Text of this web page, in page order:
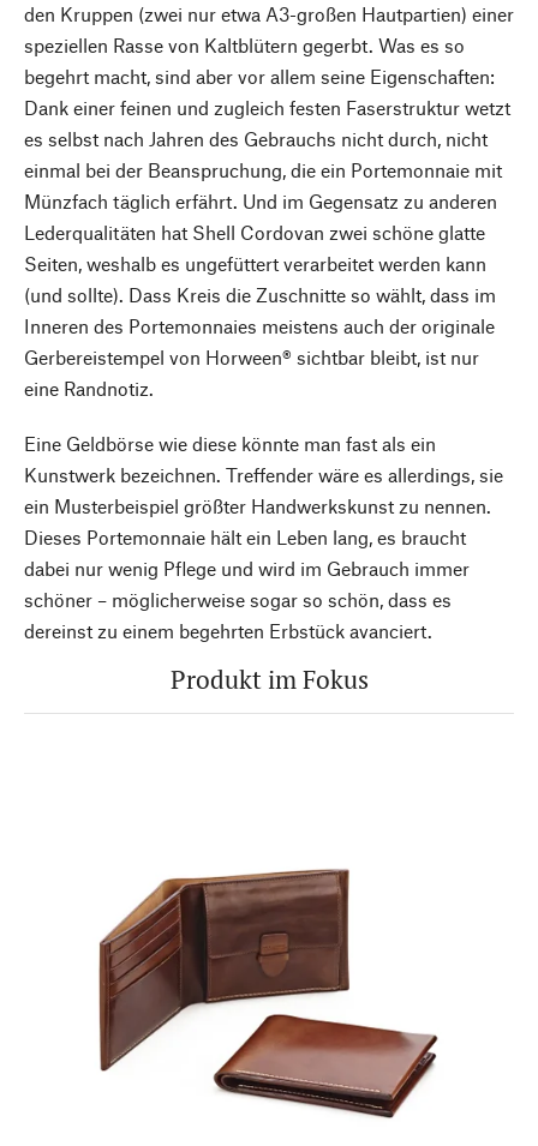
den Kruppen (zwei nur etwa A3-großen Hautpartien) einer
speziellen Rasse von Kaltblütern gegerbt. Was es so
begehrt macht, sind aber vor allem seine Eigenschaften:
Dank einer feinen und zugleich festen Faserstruktur wetzt
es selbst nach Jahren des Gebrauchs nicht durch, nicht
einmal bei der Beanspruchung, die ein Portemonnaie mit
Münzfach täglich erfährt. Und im Gegensatz zu anderen
Lederqualitäten hat Shell Cordovan zwei schöne glatte
Seiten, weshalb es ungefüttert verarbeitet werden kann
(und sollte). Dass Kreis die Zuschnitte so wählt, dass im
Inneren des Portemonnaies meistens auch der originale
Gerbereistempel von Horween® sichtbar bleibt, ist nur
eine Randnotiz.
Eine Geldbörse wie diese könnte man fast als ein
Kunstwerk bezeichnen. Treffender wäre es allerdings, sie
ein Musterbeispiel größter Handwerkskunst zu nennen.
Dieses Portemonnaie hält ein Leben lang, es braucht
dabei nur wenig Pflege und wird im Gebrauch immer
schöner – möglicherweise sogar so schön, dass es
dereinst zu einem begehrten Erbstück avanciert.
Produkt im Fokus